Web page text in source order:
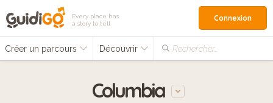
Every place has
a story to tell
Créer un parcours Découvrir Rechercher…
Connexion
Columbia